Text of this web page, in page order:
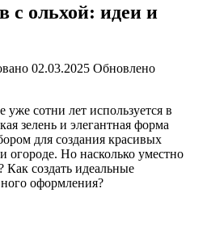
с ольхой: идеи и
02.03.2025 Обновлено
уже сотни лет используется в
зелень и элегантная форма
для создания красивых
огороде. Но насколько уместно
Как создать идеальные
оформления?